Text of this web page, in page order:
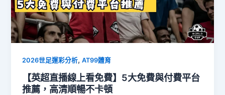
2026世足運彩分析,AT99體育
【英超直播線上看免費】5大免費與付費平台
推薦，高清順暢不卡頓